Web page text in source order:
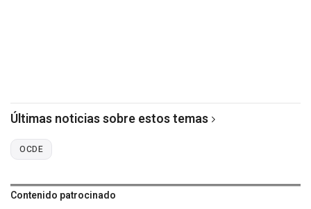
Últimas noticias sobre estos temas
OCDE
Contenido patrocinado